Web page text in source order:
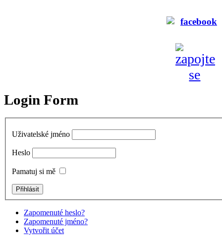
Login Form
Uživatelské jméno
Heslo
Pamatuj si mě
Zapomenuté heslo?
Zapomenuté jméno?
Vytvořit účet